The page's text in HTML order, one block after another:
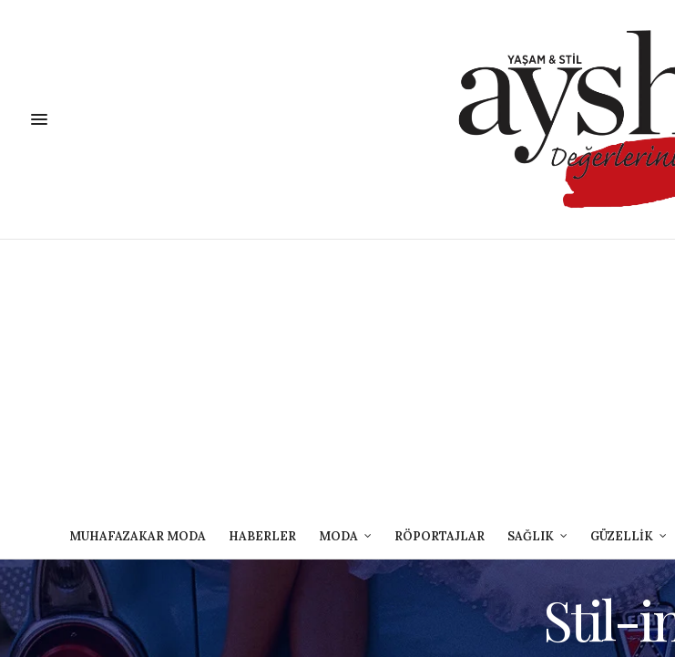
MUHAFAZAKAR MODA HABERLER MODA RÖPORTAJLAR SAĞLIK GÜZELLİK
Stil-